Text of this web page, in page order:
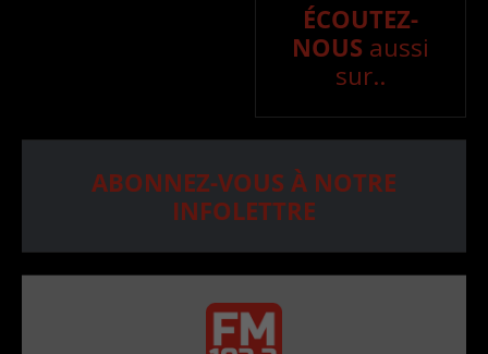
ÉCOUTEZ-
NOUS aussi
sur..
ABONNEZ-VOUS À NOTRE
INFOLETTRE